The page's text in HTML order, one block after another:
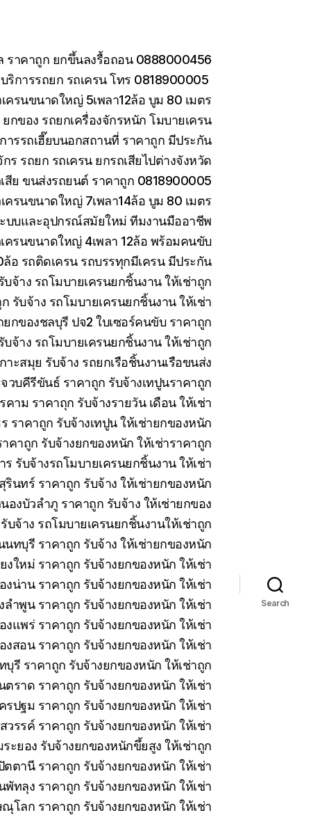
ราคาถูก ยกขึ้นลงรื้อถอน 0888000456
ริการรถยก รถเครน โทร 0818900005
ครนขนาดใหญ่ 5เพลา12ล้อ บูม 80 เมตร
กของ รถยกเครื่องจักรหนัก โมบายเครน
ารรถเฮี๊ยบนอกสถานที่ ราคาถูก มีประกัน
ร รถยก รถเครน ยกรถเสียไปต่างจังหวัด
สีย ขนส่งรถยนต์ ราคาถูก 0818900005
ครนขนาดใหญ่ 7เพลา14ล้อ บูม 80 เมตร
บบและอุปกรณ์สมัยใหม่ ทีมงานมืออาชีพ
ครนขนาดใหญ่ 4เพลา 12ล้อ พร้อมคนขับ
อ รถติดเครน รถบรรทุกมีเครน มีประกัน
จ้าง รถโมบายเครนยกชิ้นงาน ให้เช่าถูก
รับจ้าง รถโมบายเครนยกชิ้นงาน ให้เช่า
ยกของชลบุรี ปจ2 ใบเซอร์คนขับ ราคาถูก
จ้าง รถโมบายเครนยกชิ้นงาน ให้เช่าถูก
าะสมุย รับจ้าง รถยกเรือชิ้นงานเรือขนส่ง
วบคีรีขันธ์ ราคาถูก รับจ้างเทปูนราคาถูก
คาม ราคาถุก รับจ้างรายวัน เดือน ให้เช่า
ราคาถูก รับจ้างเทปูน ให้เช่ายกของหนัก
าคาถูก รับจ้างยกของหนัก ให้เช่าราคาถูก
ร รับจ้างรถโมบายเครนยกชิ้นงาน ให้เช่า
รินทร์ ราคาถูก รับจ้าง ให้เช่ายกของหนัก
องบัวลำภู ราคาถูก รับจ้าง ให้เช่ายกของ
บจ้าง รถโมบายเครนยกชิ้นงานให้เช่าถูก
นทบุรี ราคาถูก รับจ้าง ให้เช่ายกของหนัก
งใหม่ ราคาถูก รับจ้างยกของหนัก ให้เช่า
งน่าน ราคาถูก รับจ้างยกของหนัก ให้เช่า
ลำพูน ราคาถูก รับจ้างยกของหนัก ให้เช่า
งแพร่ ราคาถูก รับจ้างยกของหนัก ให้เช่า
งสอน ราคาถูก รับจ้างยกของหนัก ให้เช่า
บุรี ราคาถูก รับจ้างยกของหนัก ให้เช่าถูก
ตราด ราคาถูก รับจ้างยกของหนัก ให้เช่า
รปฐม ราคาถูก รับจ้างยกของหนัก ให้เช่า
วรรค์ ราคาถูก รับจ้างยกของหนัก ให้เช่า
ะยอง รับจ้างยกของหนักขึ้ยสูง ให้เช่าถูก
ตตานี ราคาถูก รับจ้างยกของหนัก ให้เช่า
พัทลุง ราคาถูก รับจ้างยกของหนัก ให้เช่า
โลก ราคาถูก รับจ้างยกของหนัก ให้เช่า
Search